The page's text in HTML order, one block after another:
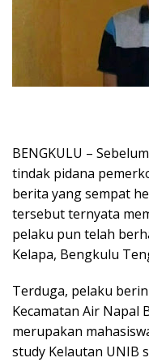
BENGKULU –
tindak pidana
berita yang sempat
tersebut ternyata
pelaku pun telah
Kelapa, Bengkulu
Terduga, pelaku
Kecamatan Air Napal
merupakan
study Kelautan UNIB